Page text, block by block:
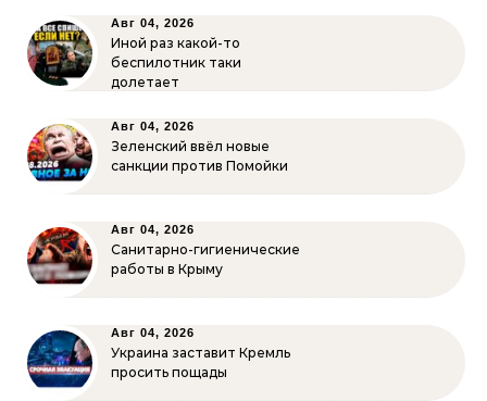
Авг 04, 2026
Иной раз какой-то
беспилотник таки
долетает
Авг 04, 2026
Зеленский ввёл новые
санкции против Помойки
Авг 04, 2026
Санитарно-гигиенические
работы в Крыму
Авг 04, 2026
Украина заставит Кремль
просить пощады